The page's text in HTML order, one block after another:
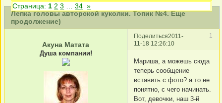
Лепка головы авторской куколки. Топик №4. Еще
продолжение)
Страница: 1 2 3 34 »
Поделиться 1
2011-
11-18 12:26:10
Акуна Матата
Душа компании!
Мариша, а можешь сюда
теперь сообщение
вставить с фото? а то не
понятно, с чего начинать.
Вот, девочки, наш 3-й